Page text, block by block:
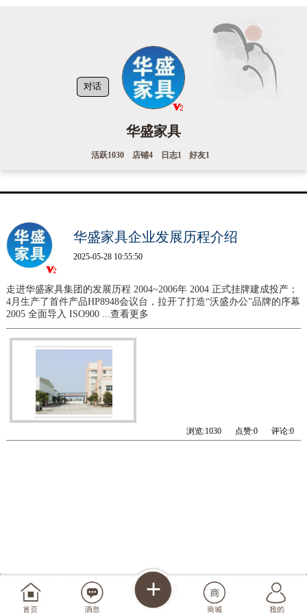
对话
华盛家具
活跃1030 店铺4 日志1 好友1
华盛家具企业发展历程介绍
2025-05-28 10:55:50
走进华盛家具集团的发展历程 2004~2006年 2004 正式挂牌建成投产；
4月生产了首件产品HP8948会议台，拉开了打造“沃盛办公”品牌的序幕
2005 全面导入 ISO900 ...查看更多
浏览:1030 点赞:0 评论:0